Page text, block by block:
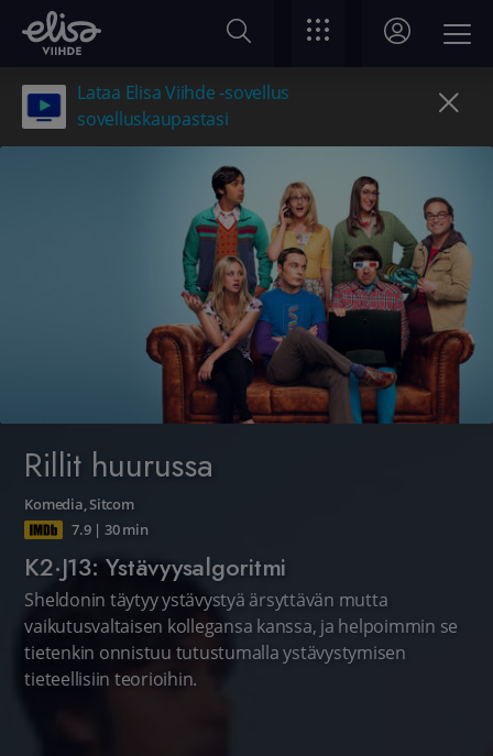
Lataa Elisa Viihde -sovellus
sovelluskaupastasi
Rillit huurussa
Komedia,Sitcom
7.9| 30 min
K2·J13: Ystävyysalgoritmi
Sheldonin täytyy ystävystyä ärsyttävän mutta
vaikutusvaltaisen kollegansa kanssa, ja helpoimmin se
tietenkin onnistuu tutustumalla ystävystymisen
tieteellisiin teorioihin.